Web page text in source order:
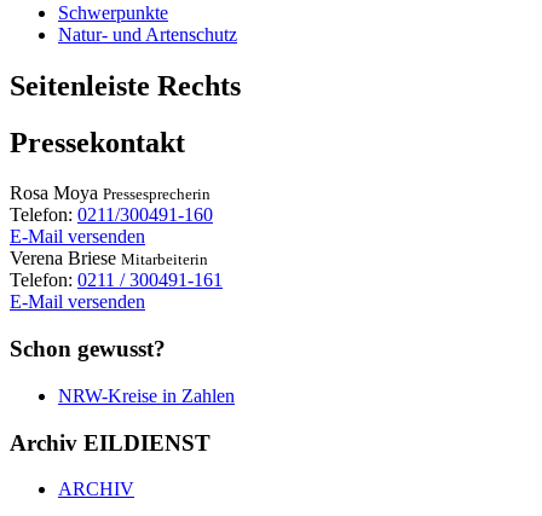
Schwerpunkte
Natur- und Artenschutz
Seitenleiste Rechts
Pressekontakt
Rosa Moya Pressesprecherin
Telefon: 0211/300491-160
E-Mail versenden
Verena Briese Mitarbeiterin
Telefon: 0211 / 300491-161
E-Mail versenden
Schon gewusst?
NRW-Kreise in Zahlen
Archiv EILDIENST
ARCHIV